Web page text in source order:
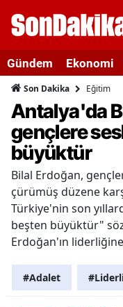
Gündem Ekonomi
Son Dakika Eğitim
Antalya'da
gençlere
büyüktür
Bilal Erdoğan,
çürümüş düzene
Türkiye'nin son
beşten büyüktür"
Erdoğan'ın
#Adalet